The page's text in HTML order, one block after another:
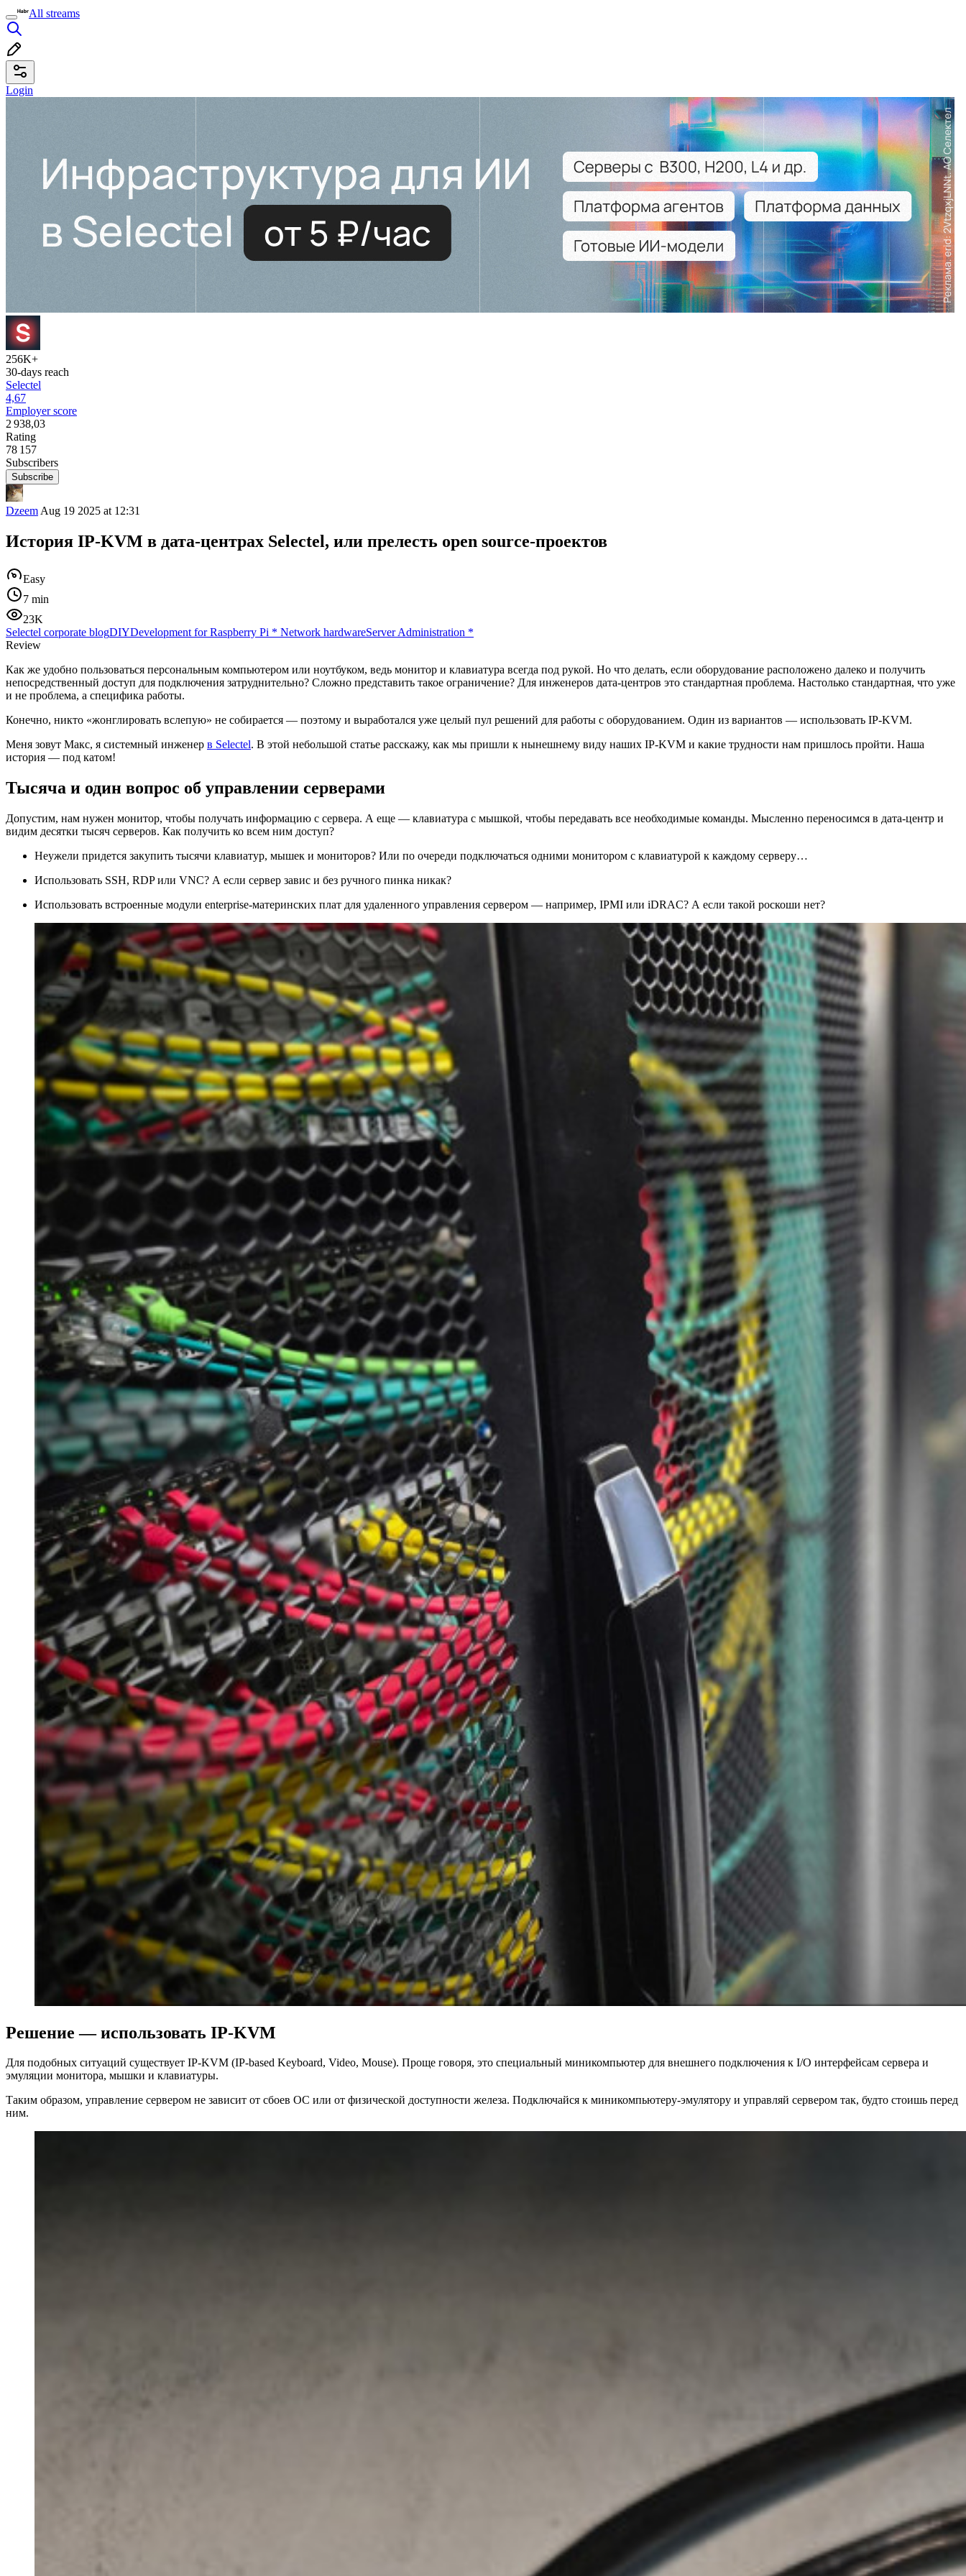
All streams
Login
256K+
30-days reach
Selectel
4,67
Employer score
2 938,03
Rating
78 157
Subscribers
Subscribe
Dzeem Aug 19 2025 at 12:31
История IP-KVM в дата-центрах Selectel, или прелесть open source-проектов
Easy
7 min
23K
Selectel corporate blogDIYDevelopment for Raspberry Pi * Network hardwareServer Administration *
Review
Как же удобно пользоваться персональным компьютером или ноутбуком, ведь монитор и клавиатура всегда под рукой. Но что делать, если оборудование расположено далеко и получить
непосредственный доступ для подключения затруднительно? Сложно представить такое ограничение? Для инженеров дата-центров это стандартная проблема. Настолько стандартная, что уже
и не проблема, а специфика работы.
Конечно, никто «жонглировать вслепую» не собирается — поэтому и выработался уже целый пул решений для работы с оборудованием. Один из вариантов — использовать IP-KVM.
Меня зовут Макс, я системный инженер в Selectel. В этой небольшой статье расскажу, как мы пришли к нынешнему виду наших IP-KVM и какие трудности нам пришлось пройти. Наша
история — под катом!
Тысяча и один вопрос об управлении серверами
Допустим, нам нужен монитор, чтобы получать информацию с сервера. А еще — клавиатура с мышкой, чтобы передавать все необходимые команды. Мысленно переносимся в дата-центр и
видим десятки тысяч серверов. Как получить ко всем ним доступ?
Неужели придется закупить тысячи клавиатур, мышек и мониторов? Или по очереди подключаться одними монитором с клавиатурой к каждому серверу…
Использовать SSH, RDP или VNC? А если сервер завис и без ручного пинка никак?
Использовать встроенные модули enterprise-материнских плат для удаленного управления сервером — например, IPMI или iDRAC? А если такой роскоши нет?
Решение — использовать IP-KVM
Для подобных ситуаций существует IP-KVM (IP-based Keyboard, Video, Mouse). Проще говоря, это специальный миникомпьютер для внешнего подключения к I/O интерфейсам сервера и
эмуляции монитора, мышки и клавиатуры.
Таким образом, управление сервером не зависит от сбоев ОС или от физической доступности железа. Подключайся к миникомпьютеру-эмулятору и управляй сервером так, будто стоишь перед
ним.